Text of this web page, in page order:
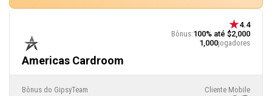
Americas Cardroom
4.4
Bônus:100% até $2,000
1,000jogadores
Bônus do GipsyTeam
Cliente Mobile